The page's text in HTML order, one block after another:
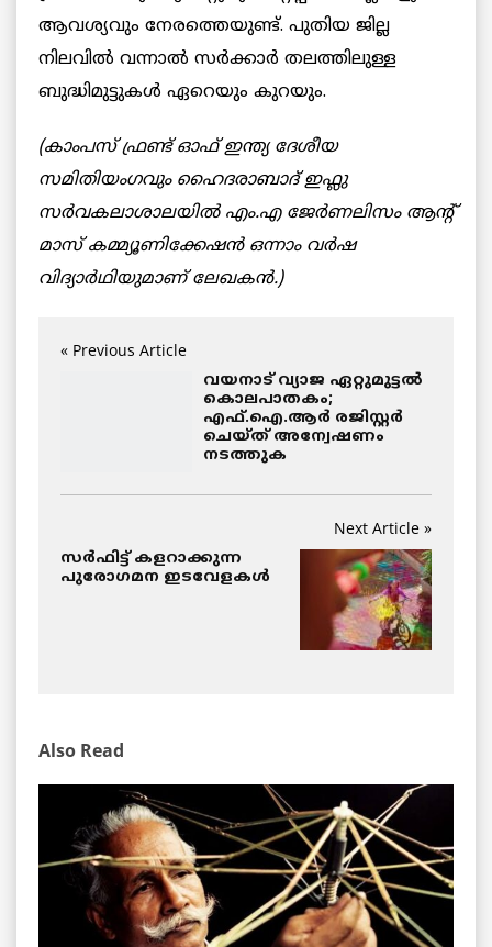
ആവശ്യവും നേരത്തെയുണ്ട്. പുതിയ ജില്ല
നിലവിൽ വന്നാൽ സർക്കാർ തലത്തിലുള്ള
ബുദ്ധിമുട്ടുകൾ ഏറെയും കുറയും.
(കാംപ‌സ് ഫ്ര‌ണ്ട് ഓഫ് ഇന്ത്യ‌ ദേശീയ‌
സ‌മിതിയംഗ‌വും ഹൈദ‌രാബാദ് ഇഫ്ലു
സ‌ര്‍വ‌ക‌ലാശാല‌യില്‍ എം.എ ജേര്‍ണ‌ലിസം ആന്‍റ്
മാസ് ക‌മ്മ്യൂണിക്കേഷ‌ന്‍ ഒന്നാം വ‌ര്‍ഷ‌
വിദ്യാര്‍ഥിയുമാണ് ലേഖകൻ.)
« Previous Article
വയനാട് വ്യാജ ഏറ്റുമുട്ടൽ
കൊലപാതകം;
എഫ്.ഐ.ആർ രജിസ്റ്റർ
ചെയ്ത് അന്വേഷണം
നടത്തുക
Next Article »
സര്‍ഫിട്ട് കളറാക്കുന്ന
പുരോഗമന ഇടവേളകള്‍
Also Read